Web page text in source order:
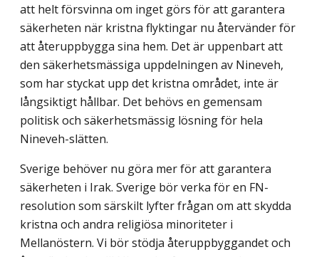
att helt försvinna om inget görs för att garantera
säkerheten när kristna flyktingar nu återvänder för
att återuppbygga sina hem. Det är uppenbart att
den säkerhetsmässiga uppdelningen av Nineveh,
som har styckat upp det kristna området, inte är
långsiktigt hållbar. Det behövs en gemensam
politisk och säkerhetsmässig lösning för hela
Nineveh-slätten.
Sverige behöver nu göra mer för att garantera
säkerheten i Irak. Sverige bör verka för en FN-
resolution som särskilt lyfter frågan om att skydda
kristna och andra religiösa minoriteter i
Mellanöstern. Vi bör stödja återuppbyggandet och